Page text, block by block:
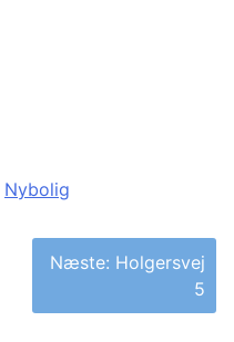
Nybolig
Næste: Holgersvej
5